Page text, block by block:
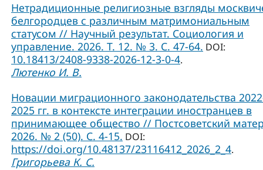
Нетрадиционные религиозные взгляды
белгородцев с различным матримониальным
статусом // Научный результат. Социология и
управление. 2026. Т. 12. № 3. С. 47-64. DOI:
10.18413/2408-9338-2026-12-3-0-4.
Лютенко И. В.
Новации миграционного законодательства
2025 гг. в контексте интеграции иностранцев в
принимающее общество // Постсоветский
2026. № 2 (50). С. 4-15. DOI:
https://doi.org/10.48137/23116412_2026_2_4.
Григорьева К. С.